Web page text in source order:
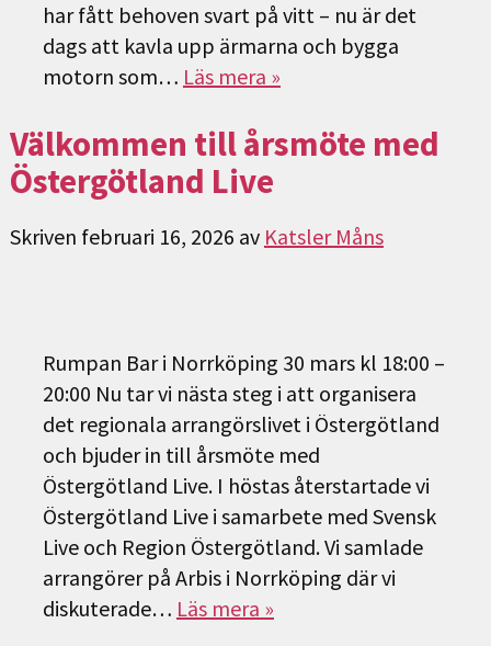
har fått behoven svart på vitt – nu är det
dags att kavla upp ärmarna och bygga
motorn som… Läs mera »
Välkommen till årsmöte med
Östergötland Live
Skriven februari 16, 2026 av Katsler Måns
Rumpan Bar i Norrköping 30 mars kl 18:00 –
20:00 Nu tar vi nästa steg i att organisera
det regionala arrangörslivet i Östergötland
och bjuder in till årsmöte med
Östergötland Live. I höstas återstartade vi
Östergötland Live i samarbete med Svensk
Live och Region Östergötland. Vi samlade
arrangörer på Arbis i Norrköping där vi
diskuterade… Läs mera »